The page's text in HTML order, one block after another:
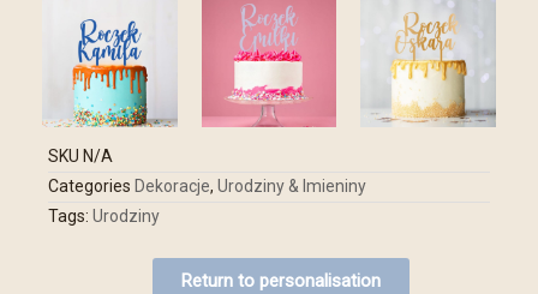
SKU N/A
Categories Dekoracje, Urodziny & Imieniny
Tags: Urodziny
Return to personalisation